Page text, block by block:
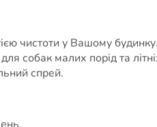
чистоти у Вашому
собак малих порід та
спрей.